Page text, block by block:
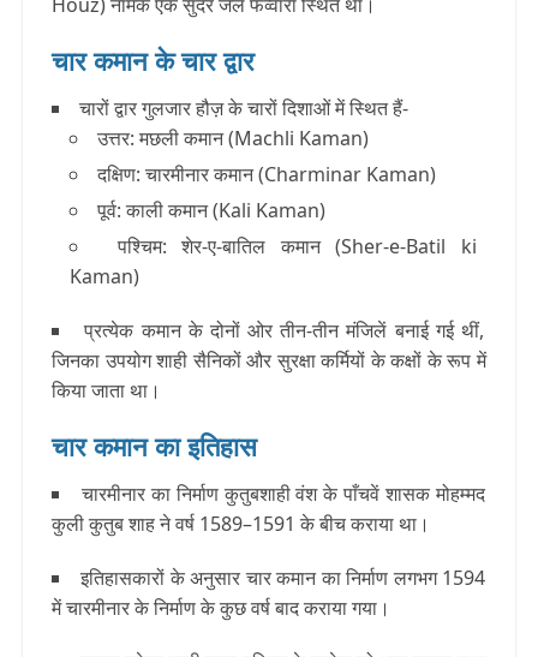
चार कमान के चार द्वार
चारों द्वार गुलजार हौज़ के चारों दिशाओं में स्थित हैं-
उत्तर: मछली कमान (Machli Kaman)
दक्षिण: चारमीनार कमान (Charminar Kaman)
पूर्व: काली कमान (Kali Kaman)
पश्चिम: शेर-ए-बातिल कमान (Sher-e-Batil ki
Kaman)
प्रत्येक कमान के दोनों ओर तीन-तीन मंजिलें बनाई गई थीं,
जिनका उपयोग शाही सैनिकों और सुरक्षा कर्मियों के कक्षों के रूप में
किया जाता था।
चार कमान का इतिहास
चारमीनार का निर्माण कुतुबशाही वंश के पाँचवें शासक मोहम्मद
कुली कुतुब शाह ने वर्ष 1589–1591 के बीच कराया था।
इतिहासकारों के अनुसार चार कमान का निर्माण लगभग 1594
में चारमीनार के निर्माण के कुछ वर्ष बाद कराया गया।